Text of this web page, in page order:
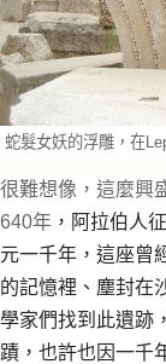
蛇髮女妖的浮雕，在
很難想像，這麼興
640年 ，阿拉伯人
元一千年，這座曾
的記憶裡、塵封在
學家們找到此遺跡
蹟，也許也因一千